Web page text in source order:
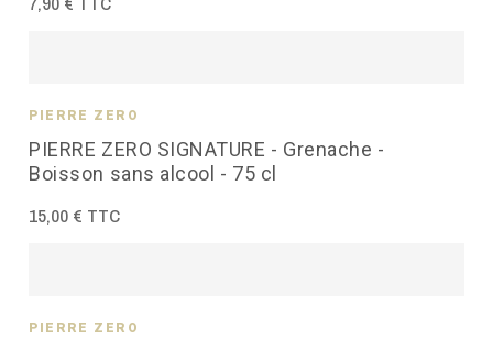
PIERRE ZERO SIGNATURE - Grenache -
Boisson sans alcool - 75 cl
PIERRE ZÉRO
15,00 € TTC
PIERRE ZÉRO